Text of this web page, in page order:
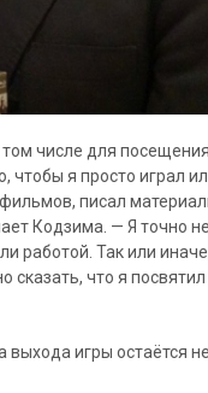
числе для
я просто играл
писал
Кодзима. — Я точно
работой. Так или
что я
игры остаётся